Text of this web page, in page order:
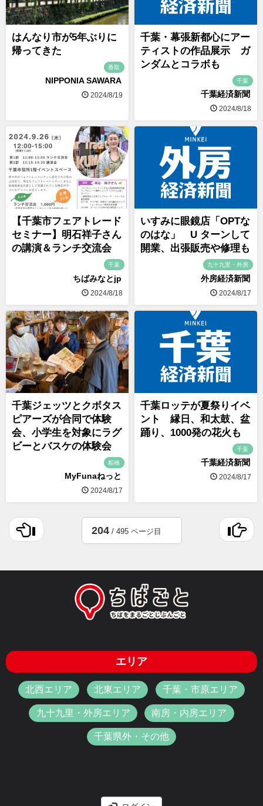
はんなり市が5年ぶりに
帰ってきた
香取
NIPPONIA SAWARA
2024/8/19
千葉・幕張新都心にアー
ティストの作品展示 ガ
ンダムとコラボも
千葉
千葉経済新聞
2024/8/18
【千葉市フェアトレード
セミナー】明石祥子さん
の講演＆ランチ交流会
千葉
ちばみなとjp
2024/8/18
いすみに眼鏡店「OPTな
のはな」 U ターンして
開業、出張販売や修理も
九十九里・外房
外房経済新聞
2024/8/17
千葉ジェッツとクボタス
ピアーズが合同で体験
会、小学生を対象にラグ
ビーとバスケの体験会
船橋
MyFunaねっと
2024/8/17
千葉ロッテが夏祭りイベ
ント 縁日、和太鼓、盆
踊り、1000発の花火も
千葉
千葉経済新聞
2024/8/17
204/ 495 ページ目
エリア
北西エリア 北東エリア 千葉・市原エリア
九十九里・外房エリア 南房・内房エリア
千葉県外・その他